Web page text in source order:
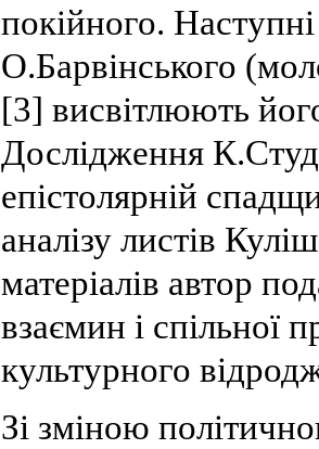
покійного.
О.Барвінського
[3] висвітлюють
Дослідження
епістолярній
аналізу листів
матеріалів автор
взаємин і спільної
культурного
Зі зміною